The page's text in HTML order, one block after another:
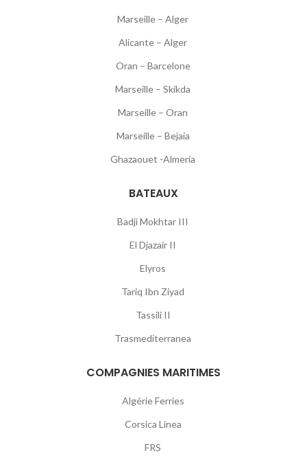
Marseille – Alger
Alicante – Alger
Oran – Barcelone
Marseille – Skikda
Marseille – Oran
Marseille – Bejaia
Ghazaouet -Almeria
BATEAUX
Badji Mokhtar III
El Djazair II
Elyros
Tariq Ibn Ziyad
Tassili II
Trasmediterranea
COMPAGNIES MARITIMES
Algérie Ferries
Corsica Linea
FRS